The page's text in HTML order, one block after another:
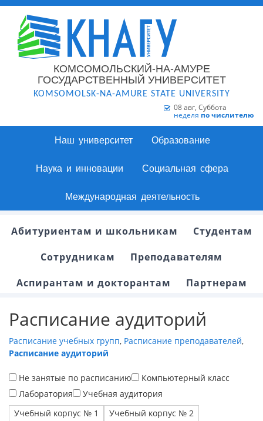
КОМСОМОЛЬСКИЙ-НА-АМУРЕ
ГОСУДАРСТВЕННЫЙ УНИВЕРСИТЕТ
KOMSOMOLSK-NA-AMURE STATE UNIVERSITY
08 авг, Суббота
неделя по числителю
Наш университет Образование
Наука и инновации Социальная сфера
Международная деятельность
Абитуриентам и школьникам
Студентам
Сотрудникам
Преподавателям
Аспирантам и докторантам
Партнерам
Расписание аудиторий
Расписание учебных групп, Расписание преподавателей,
Расписание аудиторий
Не занятые по расписанию
Компьютерный класс
Лаборатория
Учебная аудитория
Учебный корпус № 1
Учебный корпус № 2